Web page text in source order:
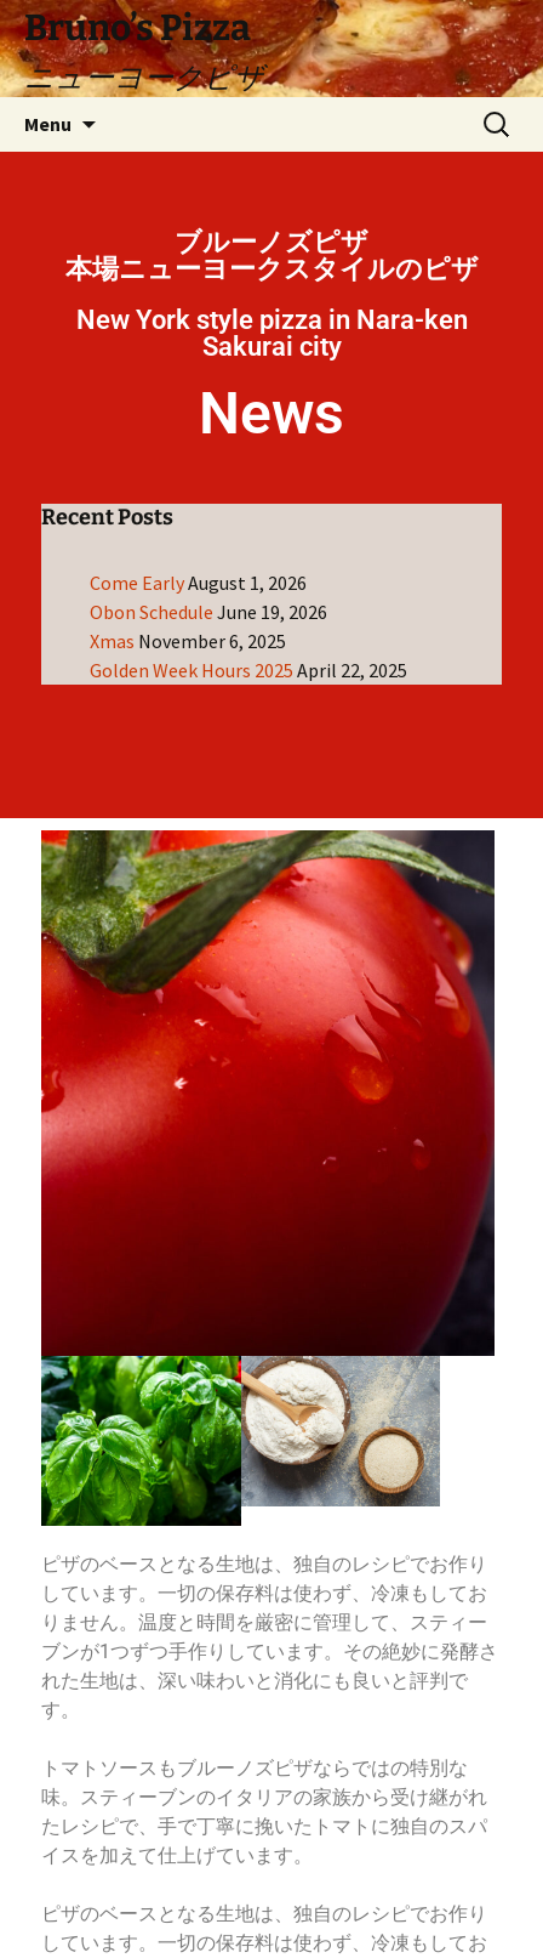
Bruno’s Pizza
ニューヨークピザ
Menu
ブルーノズピザ
本場ニューヨークスタイルのピザ
New York style pizza in Nara-ken
Sakurai city
News
Recent Posts
Come EarlyAugust 1, 2026
Obon Schedule June 19, 2026
Xmas November 6, 2025
Golden Week Hours 2025 April 22, 2025
ピザのベースとなる生地は、独自のレシピでお作り
しています。一切の保存料は使わず、冷凍もしてお
りません。温度と時間を厳密に管理して、スティー
ブンが1つずつ手作りしています。その絶妙に発酵さ
れた生地は、深い味わいと消化にも良いと評判で
す。
トマトソースもブルーノズピザならではの特別な
味。スティーブンのイタリアの家族から受け継がれ
たレシピで、手で丁寧に挽いたトマトに独自のスパ
イスを加えて仕上げています。
ピザのベースとなる生地は、独自のレシピでお作り
しています。一切の保存料は使わず、冷凍もしてお